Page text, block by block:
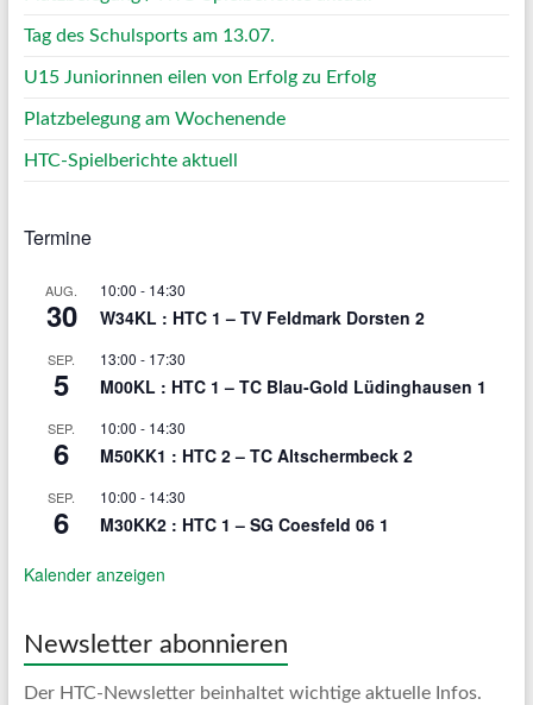
Tag des Schulsports am 13.07.
U15 Juniorinnen eilen von Erfolg zu Erfolg
Platzbelegung am Wochenende
HTC-Spielberichte aktuell
Termine
AUG.
30
10:00 - 14:30
W34KL : HTC 1 – TV Feldmark Dorsten 2
SEP.
5
13:00 - 17:30
M00KL : HTC 1 – TC Blau-Gold Lüdinghausen 1
SEP.
6
10:00 - 14:30
M50KK1 : HTC 2 – TC Altschermbeck 2
SEP.
6
10:00 - 14:30
M30KK2 : HTC 1 – SG Coesfeld 06 1
Kalender anzeigen
Newsletter abonnieren
Der HTC-Newsletter beinhaltet wichtige aktuelle Infos.